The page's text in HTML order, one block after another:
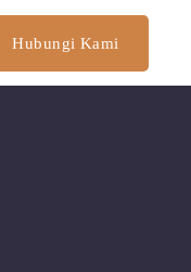
Hubungi Kami